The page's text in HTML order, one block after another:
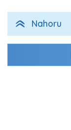
Nahoru